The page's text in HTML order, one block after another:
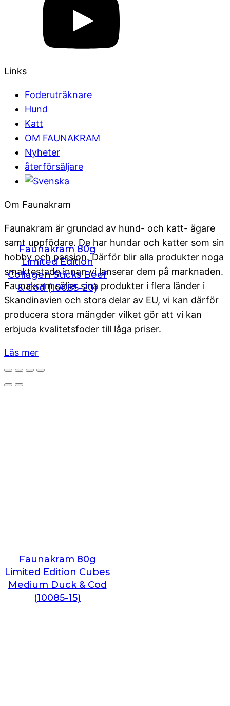
Faunakram 80g
Limited Edition
Collagen Sticks Beef
& Cod (10085-20)
Faunakram 80g
Limited Edition Cubes
Medium Duck & Cod
(10085-15)
Links
Foderuträknare
Hund
Katt
OM FAUNAKRAM
Nyheter
återförsäljare
Om Faunakram
Faunakram är grundad av hund- och katt- ägare
samt uppfödare. De har hundar och katter som sin
hobby och passion. Därför blir alla produkter noga
smaktestade innan vi lanserar dem på marknaden.
Faunakram säljer sina produkter i flera länder i
Skandinavien och stora delar av EU, vi kan därför
producera stora mängder vilket gör att vi kan
erbjuda kvalitetsfoder till låga priser.
Läs mer